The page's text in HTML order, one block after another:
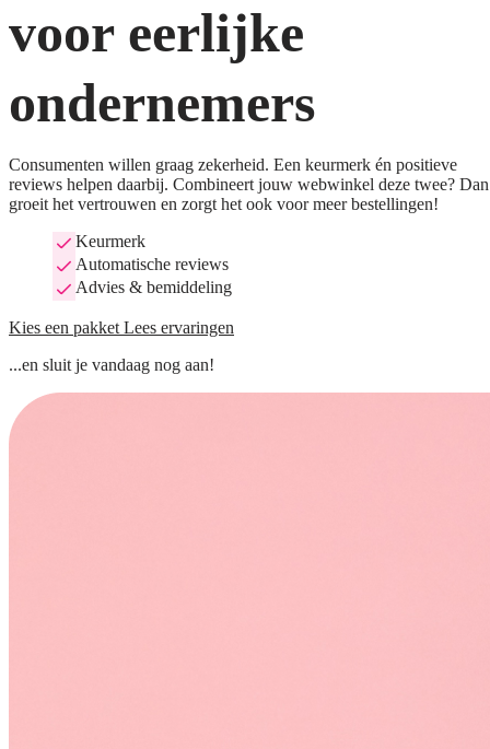
voor eerlijke
ondernemers
Consumenten willen graag zekerheid. Een keurmerk én positieve
reviews helpen daarbij. Combineert jouw webwinkel deze twee? Dan
groeit het vertrouwen en zorgt het ook voor meer bestellingen!
Keurmerk
Automatische reviews
Advies & bemiddeling
Kies een pakket Lees ervaringen
...en sluit je vandaag nog aan!